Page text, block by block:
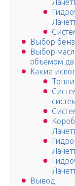
Выбор
Выбор
объемом
Какие
Вывод